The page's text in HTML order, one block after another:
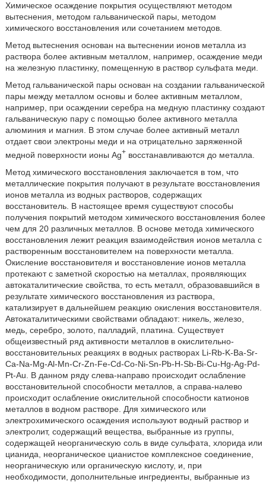
Химическое осаждение покрытия осуществляют методом
вытеснения, методом гальванической пары, методом
химического восстановления или сочетанием методов.
Метод вытеснения основан на вытеснении ионов металла из
раствора более активным металлом, например, осаждение меди
на железную пластинку, помещенную в раствор сульфата меди.
Метод гальванической пары основан на создании гальванической
пары между металлом основы и более активным металлом,
например, при осаждении серебра на медную пластинку создают
гальваническую пару с помощью более активного металла
алюминия и магния. В этом случае более активный металл
отдает свои электроны меди и на отрицательно заряженной
медной поверхности ионы Ag+восстанавливаются до металла.
Метод химического восстановления заключается в том, что
металлические покрытия получают в результате восстановления
ионов металла из водных растворов, содержащих
восстановитель. В настоящее время существуют способы
получения покрытий методом химического восстановления более
чем для 20 различных металлов. В основе метода химического
восстановления лежит реакция взаимодействия ионов металла с
растворенным восстановителем на поверхности металла.
Окисление восстановителя и восстановление ионов металла
протекают с заметной скоростью на металлах, проявляющих
автокаталитические свойства, то есть металл, образовавшийся в
результате химического восстановления из раствора,
катализирует в дальнейшем реакцию окисления восстановителя.
Автокаталитическими свойствами обладают: никель, железо,
медь, серебро, золото, палладий, платина. Существует
общеизвестный ряд активности металлов в окислительно-
восстановительных реакциях в водных растворах Li-Rb-K-Ba-Sr-
Ca-Na-Mg-Al-Mn-Cr-Zn-Fe-Cd-Co-Ni-Sn-Pb-H-Sb-Bi-Cu-Hg-Ag-Pd-
Pt-Au. В данном ряду слева-направо происходит ослабление
восстановительной способности металлов, а справа-налево
происходит ослабление окислительной способности катионов
металлов в водном растворе. Для химического или
электрохимического осаждения используют водный раствор и
электролит, содержащий вещества, выбранные из группы,
содержащей неорганическую соль в виде сульфата, хлорида или
цианида, неорганическое цианистое комплексное соединение,
неорганическую или органическую кислоту, и, при
необходимости, дополнительные ингредиенты, выбранные из